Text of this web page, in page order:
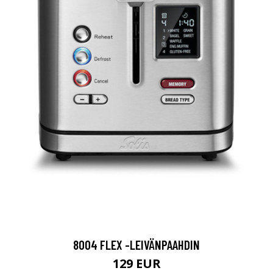
8004 FLEX -LEIVÄNPAAHDIN
129 EUR